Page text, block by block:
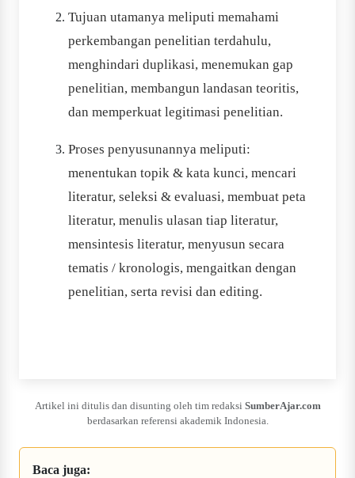
Tujuan utamanya meliputi memahami
perkembangan penelitian terdahulu,
menghindari duplikasi, menemukan gap
penelitian, membangun landasan teoritis,
dan memperkuat legitimasi penelitian.
Proses penyusunannya meliputi:
menentukan topik & kata kunci, mencari
literatur, seleksi & evaluasi, membuat peta
literatur, menulis ulasan tiap literatur,
mensintesis literatur, menyusun secara
tematis / kronologis, mengaitkan dengan
penelitian, serta revisi dan editing.
Artikel ini ditulis dan disunting oleh tim redaksi SumberAjar.com
berdasarkan referensi akademik Indonesia.
Baca juga: